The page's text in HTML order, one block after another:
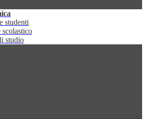
studenti
scolastico
studio